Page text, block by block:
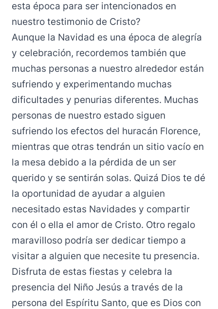
esta época para ser intencionados en
nuestro testimonio de Cristo?
Aunque la Navidad es una época de alegría
y celebración, recordemos también que
muchas personas a nuestro alrededor están
sufriendo y experimentando muchas
dificultades y penurias diferentes. Muchas
personas de nuestro estado siguen
sufriendo los efectos del huracán Florence,
mientras que otras tendrán un sitio vacío en
la mesa debido a la pérdida de un ser
querido y se sentirán solas. Quizá Dios te dé
la oportunidad de ayudar a alguien
necesitado estas Navidades y compartir
con él o ella el amor de Cristo. Otro regalo
maravilloso podría ser dedicar tiempo a
visitar a alguien que necesite tu presencia.
Disfruta de estas fiestas y celebra la
presencia del Niño Jesús a través de la
persona del Espíritu Santo, que es Dios con